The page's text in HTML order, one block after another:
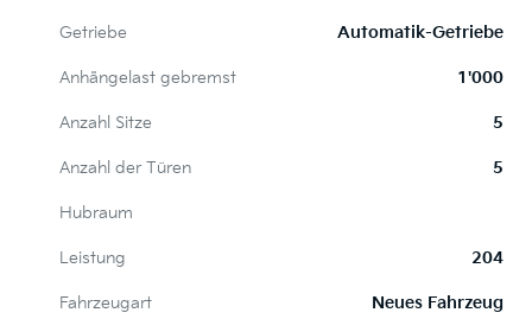
Getriebe Automatik-Getriebe
Anhängelast gebremst 1'000
Anzahl Sitze 5
Anzahl der Türen 5
Hubraum
Leistung 204
Fahrzeugart Neues Fahrzeug